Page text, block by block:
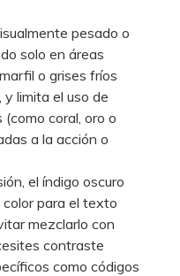
pesado o
solo en áreas
o grises fríos
limita el uso de
coral, oro o
a la acción o
el índigo oscuro
color para el texto
mezclarlo con
contraste
como códigos